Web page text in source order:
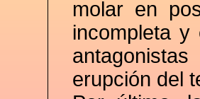
molar en
incompleta
erupción del